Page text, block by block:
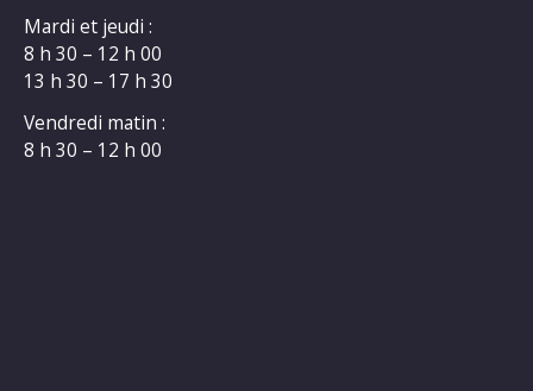
Mardi et jeudi :
8 h 30 – 12 h 00
13 h 30 – 17 h 30
Vendredi matin :
8 h 30 – 12 h 00